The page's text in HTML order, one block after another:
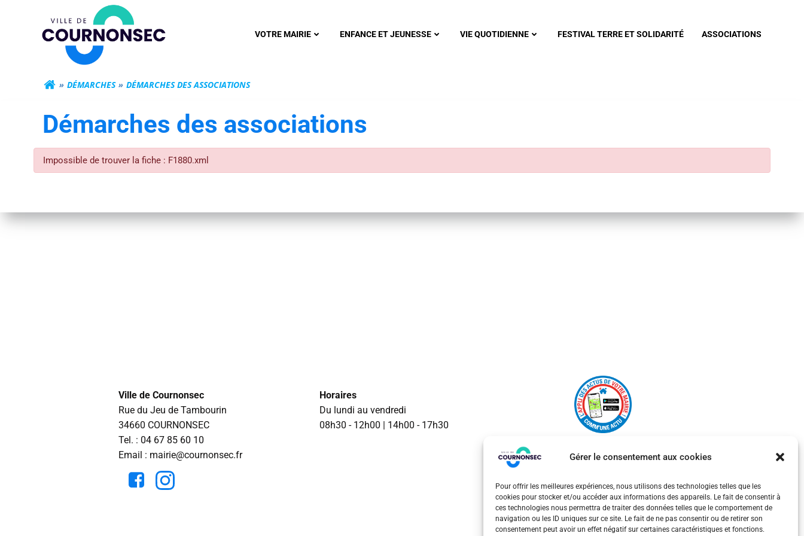
Gérer le consentement aux cookies
Pour offrir les meilleures expériences, nous utilisons des technologies telles que les
cookies pour stocker et/ou accéder aux informations des appareils. Le fait de consentir à
ces technologies nous permettra de traiter des données telles que le comportement de
navigation ou les ID uniques sur ce site. Le fait de ne pas consentir ou de retirer son
consentement peut avoir un effet négatif sur certaines caractéristiques et fonctions.
Mairie de Cournonsec
VOTRE MAIRIE ENFANCE ET JEUNESSE VIE QUOTIDIENNE FESTIVAL TERRE ET SOLIDARITÉ ASSOCIATIONS
DÉMARCHES DÉMARCHES DES ASSOCIATIONS
Démarches des associations
Impossible de trouver la fiche : F1880.xml
Ville de Cournonsec
Rue du Jeu de Tambourin
34660 COURNONSEC
Tel. : 04 67 85 60 10
Email : mairie@cournonsec.fr
Horaires
Du lundi au vendredi
08h30 - 12h00 | 14h00 - 17h30